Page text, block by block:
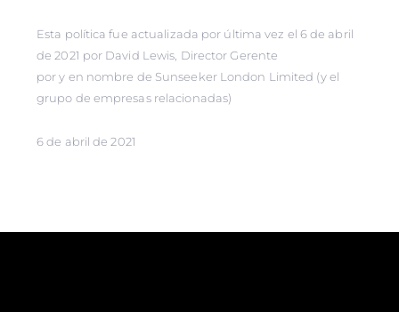
Esta política fue actualizada por última vez el 6 de abril
de 2021 por David Lewis, Director Gerente
por y en nombre de Sunseeker London Limited (y el
grupo de empresas relacionadas)
6 de abril de 2021